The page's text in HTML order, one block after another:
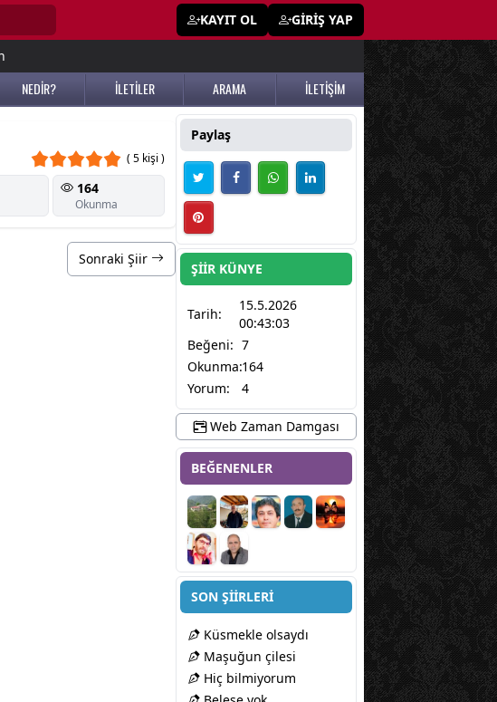
KAYIT OL GİRİŞ YAP
NEDİR? İLETİLER ARAMA İLETİŞİM
( 5 kişi )
164
Okunma
Sonraki Şiir
Paylaş
ŞİİR KÜNYE
Tarih:
15.5.2026
00:43:03
Beğeni: 7
Okunma:164
Yorum:
4
Web Zaman Damgası
BEĞENENLER
SON ŞİİRLERİ
Küsmekle olsaydı
Maşuğun çilesi
Hiç bilmiyorum